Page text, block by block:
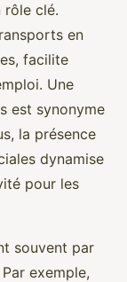
rôle clé.
en
facilite
Une
est synonyme
la présence
dynamise
pour les
souvent par
exemple,